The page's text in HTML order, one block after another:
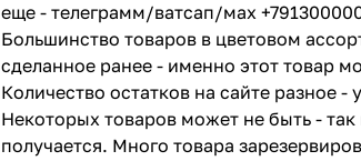
еще - телеграмм/ватсап/мах
Большинство товаров в цветовом
сделанное ранее - именно этот товар
Количество остатков на сайте разное -
Некоторых товаров может не быть -
получается. Много товара